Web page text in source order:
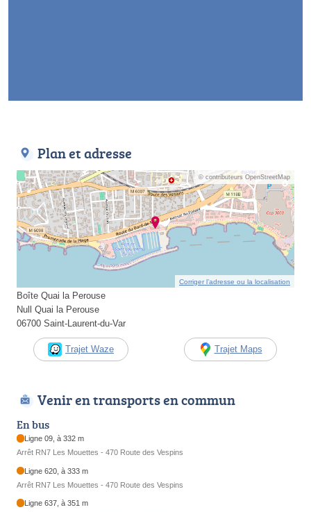
Plan et adresse
© contributeurs OpenStreetMap
Corriger l’adresse ou la localisation
Boîte Quai la Perouse
Null Quai la Perouse
06700 Saint-Laurent-du-Var
Trajet Waze Trajet Maps
Venir en transports en commun
En bus
Ligne 09, à 332 m
Arrêt RN7 Les Mouettes - 470 Route des Vespins
Ligne 620, à 333 m
Arrêt RN7 Les Mouettes - 470 Route des Vespins
Ligne 637, à 351 m